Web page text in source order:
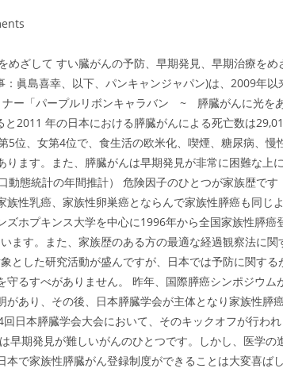
ざして すい臓がんの予防、早期発見、早期治療をめ
眞島喜幸、以下、パンキャンジャパン)は、2009年以
ナー「パープルリボンキャラバン ~ 膵臓がんに光を
2011 年の日本における膵臓がんによる死亡数は
位、女第4位で、食生活の欧米化、喫煙、糖尿病、慢
ます。また、膵臓がんは早期発見が非常に困難な上に
態統計の年間推計） 危険因子のひとつが家族歴です
性乳癌、家族性卵巣癌とならんで家族性膵癌も同じよ
ホプキンス大学を中心に1996年から全国家族性膵癌
ます。また、家族歴のある方の最適な経過観察法に関
とした研究活動が盛んですが、日本では予防に関する
るすべがありません。 昨年、国際膵癌シンポジウム
あり、その後、日本膵臓学会が主体となり家族性膵癌
日本膵臓学会大会において、そのキックオフが行われ
早期発見が難しいがんのひとつです。しかし、医学の
で家族性膵臓がん登録制度ができることは大変喜ばし